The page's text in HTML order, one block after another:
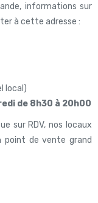
informations sur
à cette adresse :
local)
de 8h30 à 20h00
sur RDV, nos locaux
point de vente grand